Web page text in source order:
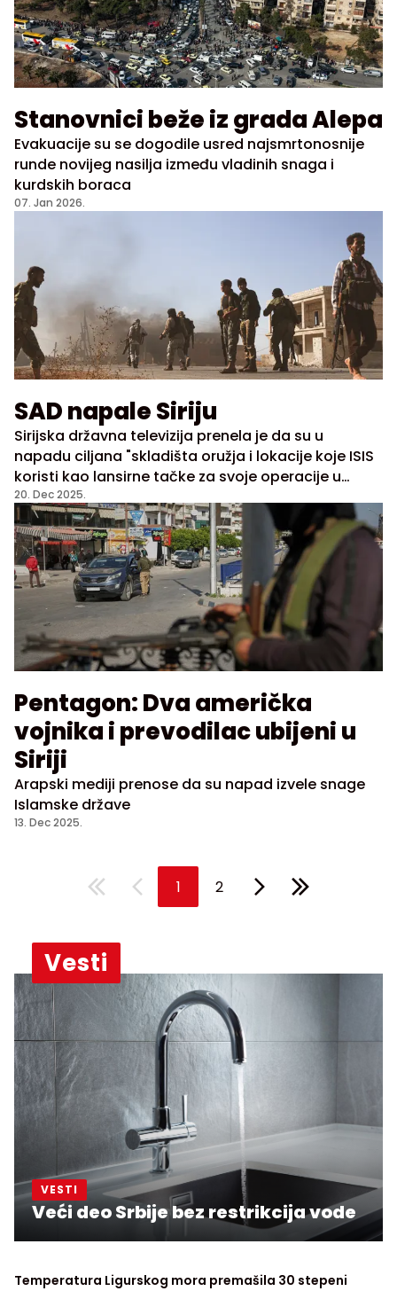
Stanovnici beže iz grada Alepa
Evakuacije su se dogodile usred najsmrtonosnije
runde novijeg nasilja između vladinih snaga i
kurdskih boraca
07. Jan 2026.
SAD napale Siriju
Sirijska državna televizija prenela je da su u
napadu ciljana "skladišta oružja i lokacije koje ISIS
koristi kao lansirne tačke za svoje operacije u
regionu
20. Dec 2025.
Pentagon: Dva američka
vojnika i prevodilac ubijeni u
Siriji
Arapski mediji prenose da su napad izvele snage
Islamske države
13. Dec 2025.
1 2
Vesti
VESTI
Veći deo Srbije bez restrikcija vode
Temperatura Ligurskog mora premašila 30 stepeni